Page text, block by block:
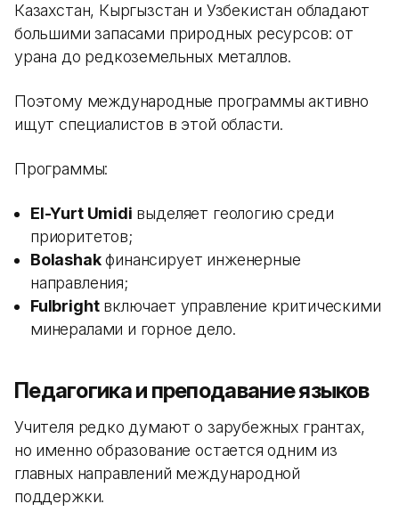
Казахстан, Кыргызстан и Узбекистан обладают
большими запасами природных ресурсов: от
урана до редкоземельных металлов.
Поэтому международные программы активно
ищут специалистов в этой области.
Программы:
El-Yurt Umidi выделяет геологию среди
приоритетов;
Bolashakфинансирует инженерные
направления;
Fulbrightвключает управление критическими
минералами и горное дело.
Педагогика и преподавание языков
Учителя редко думают о зарубежных грантах,
но именно образование остается одним из
главных направлений международной
поддержки.